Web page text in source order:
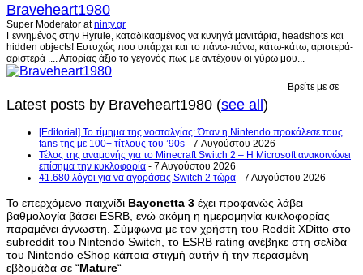
Braveheart1980
Super Moderator atninty.gr
Γεννημένος στην Hyrule, καταδικασμένος να κυνηγά μανιτάρια, headshots και
hidden objects! Ευτυχώς που υπάρχει και το πάνω-πάνω, κάτω-κάτω, αριστερά-
αριστερά .... Απορίας άξιο το γεγονός πως με αντέχουν οι γύρω μου...
Βρείτε με σε
Latest posts by Braveheart1980 (see all)
[Editorial] Το τίμημα της νοσταλγίας: Όταν η Nintendo προκάλεσε τους
fans της με 100+ τίτλους του ’90s - 7 Αυγούστου 2026
Τέλος της αναμονής για το Minecraft Switch 2 – Η Microsoft ανακοινώνει
επίσημα την κυκλοφορία - 7 Αυγούστου 2026
41.680 λόγοι για να αγοράσεις Switch 2 τώρα - 7 Αυγούστου 2026
Το επερχόμενο παιχνίδι Bayonetta 3 έχει προφανώς λάβει
βαθμολογία βάσει ESRB, ενώ ακόμη η ημερομηνία κυκλοφορίας
παραμένει άγνωστη. Σύμφωνα με τον χρήστη του Reddit XDitto στο
subreddit του Nintendo Switch, το ESRB rating ανέβηκε στη σελίδα
του Nintendo eShop κάποια στιγμή αυτήν ή την περασμένη
εβδομάδα σε “Mature“